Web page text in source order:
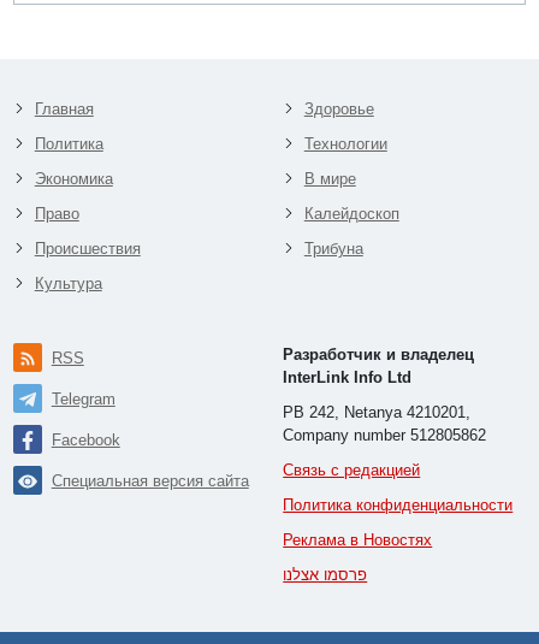
Главная
Политика
Экономика
Право
Происшествия
Культура
Здоровье
Технологии
В мире
Калейдоскоп
Трибуна
RSS
Telegram
Facebook
Специальная версия сайта
Разработчик и владелец
InterLink Info Ltd
PB 242, Netanya 4210201,
Company number 512805862
Связь с редакцией
Политика конфиденциальности
Реклама в Новостях
פרסמו אצלנו